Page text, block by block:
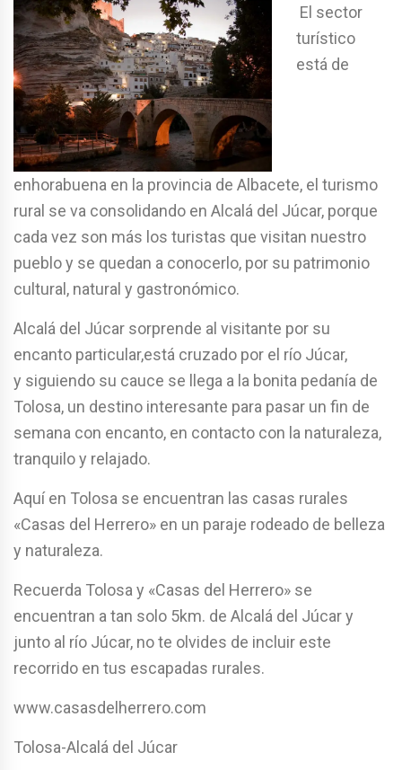
El sector
turístico
está de
enhorabuena en la provincia de Albacete, el turismo
rural se va consolidando en Alcalá del Júcar, porque
cada vez son más los turistas que visitan nuestro
pueblo y se quedan a conocerlo, por su patrimonio
cultural, natural y gastronómico.
Alcalá del Júcar sorprende al visitante por su
encanto particular,está cruzado por el río Júcar,
y siguiendo su cauce se llega a la bonita pedanía de
Tolosa, un destino interesante para pasar un fin de
semana con encanto, en contacto con la naturaleza,
tranquilo y relajado.
Aquí en Tolosa se encuentran las casas rurales
«Casas del Herrero» en un paraje rodeado de belleza
y naturaleza.
Recuerda Tolosa y «Casas del Herrero» se
encuentran a tan solo 5km. de Alcalá del Júcar y
junto al río Júcar, no te olvides de incluir este
recorrido en tus escapadas rurales.
www.casasdelherrero.com
Tolosa-Alcalá del Júcar